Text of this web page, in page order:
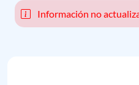
Información no